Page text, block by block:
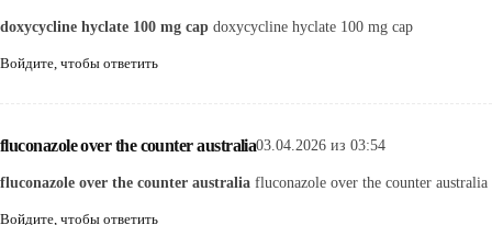
doxycycline hyclate 100 mg cap doxycycline hyclate 100 mg cap
Войдите, чтобы ответить
fluconazole over the counter australia03.04.2026 из 03:54
fluconazole over the counter australia fluconazole over the counter australia
Войдите, чтобы ответить